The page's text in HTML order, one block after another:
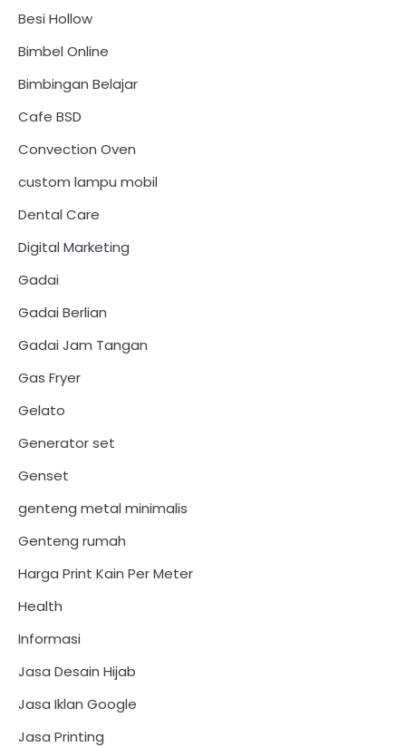
Besi Hollow
Bimbel Online
Bimbingan Belajar
Cafe BSD
Convection Oven
custom lampu mobil
Dental Care
Digital Marketing
Gadai
Gadai Berlian
Gadai Jam Tangan
Gas Fryer
Gelato
Generator set
Genset
genteng metal minimalis
Genteng rumah
Harga Print Kain Per Meter
Health
Informasi
Jasa Desain Hijab
Jasa Iklan Google
Jasa Printing